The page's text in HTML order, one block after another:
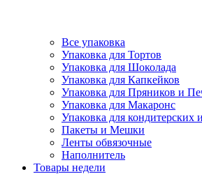
Все упаковка
Упаковка для Тортов
Упаковка для Шоколада
Упаковка для Капкейков
Упаковка для Пряников и
Упаковка для Макаронс
Упаковка для кондитерских
Пакеты и Мешки
Ленты обвязочные
Наполнитель
Товары недели